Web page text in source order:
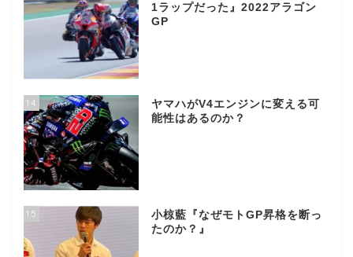
1ラップだった』2022アラゴン
GP
14
ヤマハがV4エンジンに変える可
能性はあるのか？
15
小椋藍『なぜモトGP昇格を断っ
たのか？』